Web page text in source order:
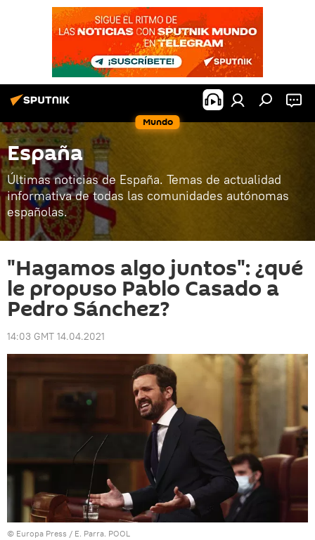
Mundo
España
Últimas noticias de España. Temas de actualidad
informativa de todas las comunidades autónomas
españolas.
"Hagamos algo juntos": ¿qué
le propuso Pablo Casado a
Pedro Sánchez?
14:03 GMT 14.04.2021
© Europa Press / E. Parra. POOL